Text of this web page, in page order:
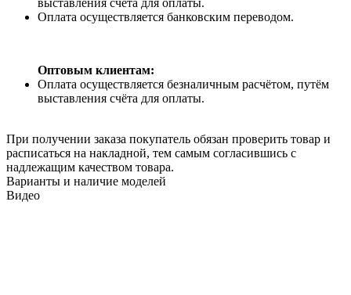
выставления счёта для оплаты.
Оплата осуществляется банковским переводом.
Оптовым клиентам:
Оплата осуществляется безналичным расчётом, путём
выставления счёта для оплаты.
При получении заказа покупатель обязан проверить товар и
расписаться на накладной, тем самым согласившись с
надлежащим качеством товара.
Варианты и наличие моделей
Видео